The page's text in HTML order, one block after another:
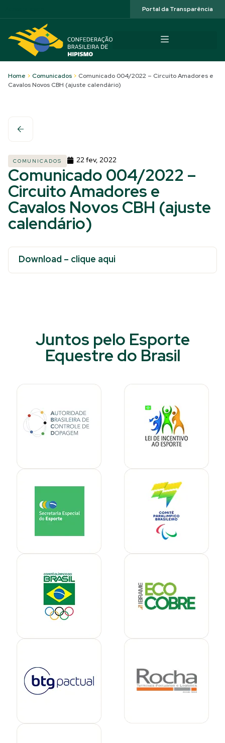
Portal da Transparência
Home > Comunicados > Comunicado 004/2022 – Circuito Amadores e
Cavalos Novos CBH (ajuste calendário)
COMUNICADOS 22 fev, 2022
Comunicado 004/2022 –
Circuito Amadores e
Cavalos Novos CBH (ajuste
calendário)
Download – clique aqui
Juntos pelo Esporte
Equestre do Brasil